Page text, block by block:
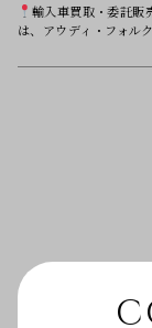
輸入車買取・委託
は、アウディ・フォル